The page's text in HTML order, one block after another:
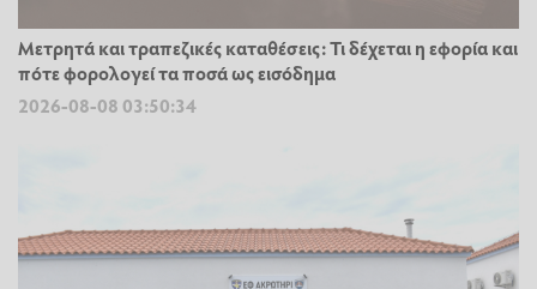
Μετρητά και τραπεζικές καταθέσεις: Τι δέχεται η εφορία και
πότε φορολογεί τα ποσά ως εισόδημα
2026-08-08 03:50:34